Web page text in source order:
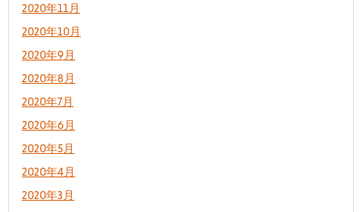
2020年11月
2020年10月
2020年9月
2020年8月
2020年7月
2020年6月
2020年5月
2020年4月
2020年3月